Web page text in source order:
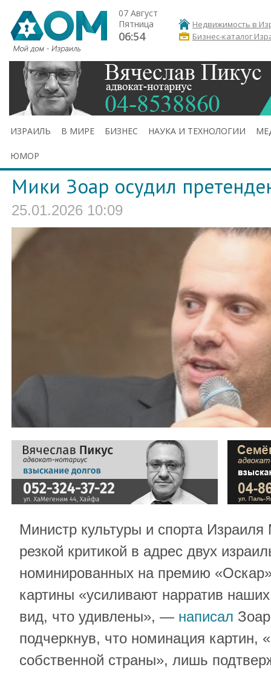
07 Август
Пятница
06:54
Недвижимость в
Бизнес-каталог
ИЗРАИЛЬ В МИРЕ БИЗНЕС НАУКА И ТЕХНОЛОГИИ
ЮМОР
Мики Зоар осудил
25.01.2026 10:09
Министр культуры и спорта
резкой критикой в адрес двух
номинированных на премию
картины «усиливают нарратив
вид, что удивлены», — написал
подчеркнув, что номинация картин,
собственной страны», лишь